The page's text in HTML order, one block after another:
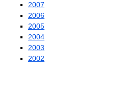
2007
2006
2005
2004
2003
2002